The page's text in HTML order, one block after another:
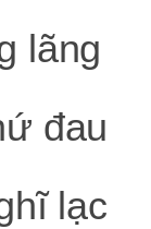
lãng
đau
lạc